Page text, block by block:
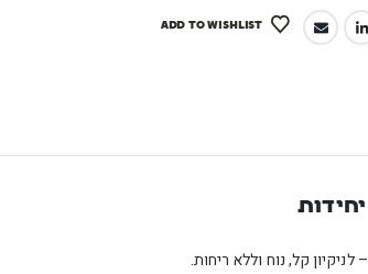
ADD TO WISHLIST
– לניקיון קל, נוח וללא ריחות.